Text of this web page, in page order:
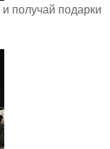
получай подарки